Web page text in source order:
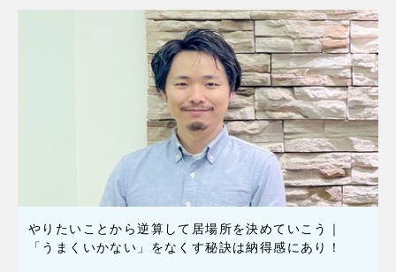
やりたいことから逆算して居場所を決めていこう｜
「うまくいかない」をなくす秘訣は納得感にあり！